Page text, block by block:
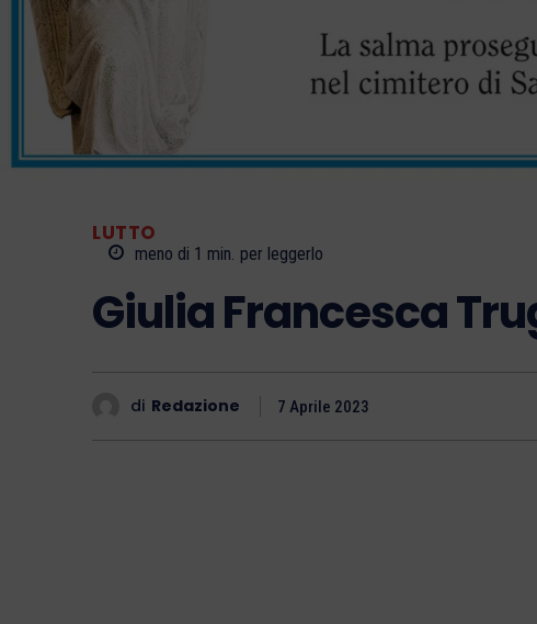
LUTTO
meno di 1 min. per leggerlo
Giulia Francesca
di Redazione 7 Aprile 2023